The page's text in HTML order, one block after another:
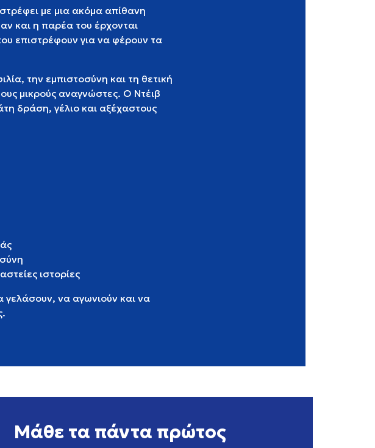
με μια ακόμα απίθανη
και η παρέα του έρχονται
επιστρέφουν για να φέρουν τα
την εμπιστοσύνη και τη θετική
μικρούς αναγνώστες. Ο Ντέιβ
δράση, γέλιο και αξέχαστους
ιστορίες
γελάσουν, να αγωνιούν και να
Μάθε τα πάντα πρώτος